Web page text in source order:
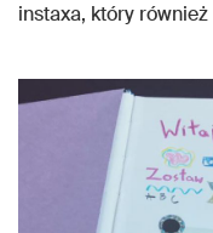
instaxa, który